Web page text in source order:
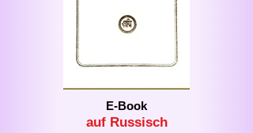
E-Book
auf Russisch